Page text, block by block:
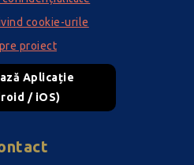
cookie-urile
proiect
Aplicație
/ iOS)